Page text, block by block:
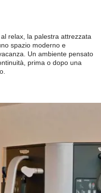
relax, la palestra attrezzata
spazio moderno e
Un ambiente pensato
prima o dopo una